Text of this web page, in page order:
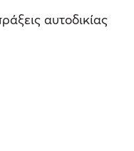
αυτοδικίας